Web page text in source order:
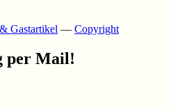
Gastartikel — Copyright
per Mail!